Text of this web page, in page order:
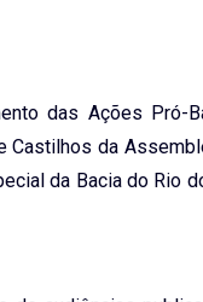
das Ações Pró-
Castilhos da
da Bacia do Rio